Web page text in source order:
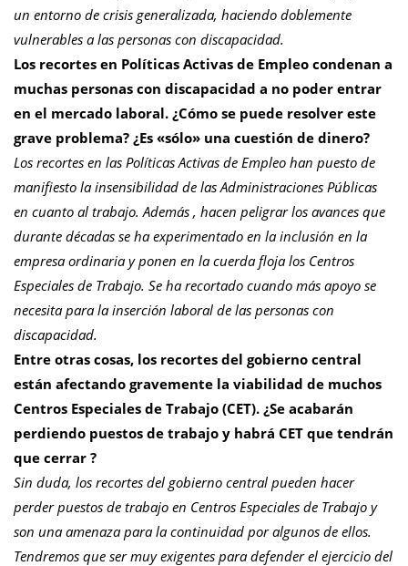
un entorno de crisis generalizada, haciendo doblemente
vulnerables a las personas con discapacidad.
Los recortes en Políticas Activas de Empleo condenan a
muchas personas con discapacidad a no poder entrar
en el mercado laboral. ¿Cómo se puede resolver este
grave problema? ¿Es «sólo» una cuestión de dinero?
Los recortes en las Políticas Activas de Empleo han puesto de
manifiesto la insensibilidad de las Administraciones Públicas
en cuanto al trabajo. Además , hacen peligrar los avances que
durante décadas se ha experimentado en la inclusión en la
empresa ordinaria y ponen en la cuerda floja los Centros
Especiales de Trabajo. Se ha recortado cuando más apoyo se
necesita para la inserción laboral de las personas con
discapacidad.
Entre otras cosas, los recortes del gobierno central
están afectando gravemente la viabilidad de muchos
Centros Especiales de Trabajo (CET). ¿Se acabarán
perdiendo puestos de trabajo y habrá CET que tendrán
que cerrar ?
Sin duda, los recortes del gobierno central pueden hacer
perder puestos de trabajo en Centros Especiales de Trabajo y
son una amenaza para la continuidad por algunos de ellos.
Tendremos que ser muy exigentes para defender el ejercicio del